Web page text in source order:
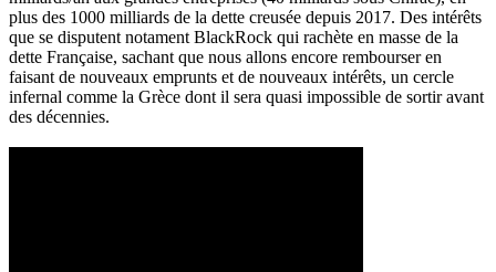
plus des 1000 milliards de la dette creusée depuis 2017. Des intérêts
que se disputent notament BlackRock qui rachète en masse de la
dette Française, sachant que nous allons encore rembourser en
faisant de nouveaux emprunts et de nouveaux intérêts, un cercle
infernal comme la Grèce dont il sera quasi impossible de sortir avant
des décennies.